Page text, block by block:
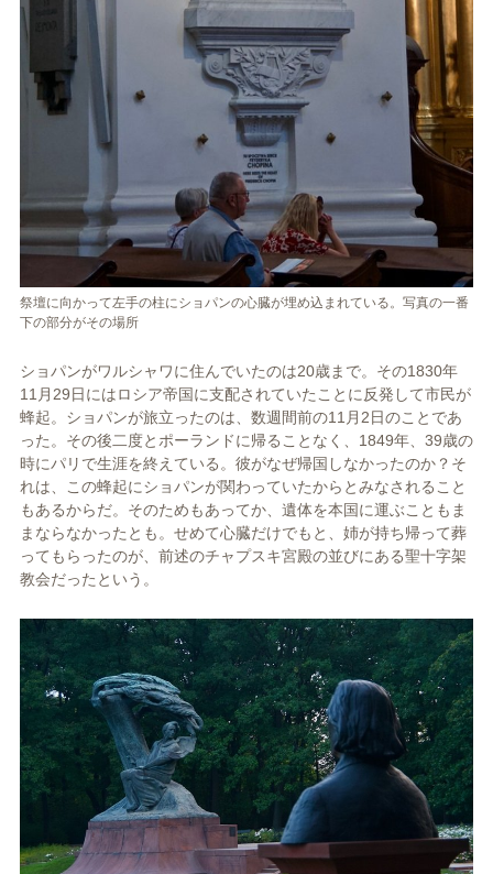
祭壇に向かって左手の柱にショパンの心臓が埋め込まれている。写真の一番
下の部分がその場所
ショパンがワルシャワに住んでいたのは20歳まで。その1830年
11月29日にはロシア帝国に支配されていたことに反発して市民が
蜂起。ショパンが旅立ったのは、数週間前の11月2日のことであ
った。その後二度とポーランドに帰ることなく、1849年、39歳の
時にパリで生涯を終えている。彼がなぜ帰国しなかったのか？そ
れは、この蜂起にショパンが関わっていたからとみなされること
もあるからだ。そのためもあってか、遺体を本国に運ぶこともま
まならなかったとも。せめて心臓だけでもと、姉が持ち帰って葬
ってもらったのが、前述のチャプスキ宮殿の並びにある聖十字架
教会だったという。